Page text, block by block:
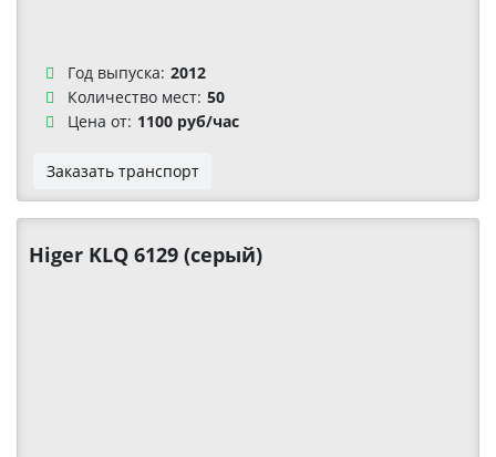
Год выпуска: 2012
Количество мест: 50
Цена от: 1100 руб/час
Заказать транспорт
Higer KLQ 6129 (серый)